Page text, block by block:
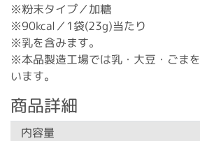
※粉末タイプ／加糖
※90kcal／1袋(23g)当たり
※乳を含みます。
※本品製造工場では乳・大豆・ごま
います。
商品詳細
内容量